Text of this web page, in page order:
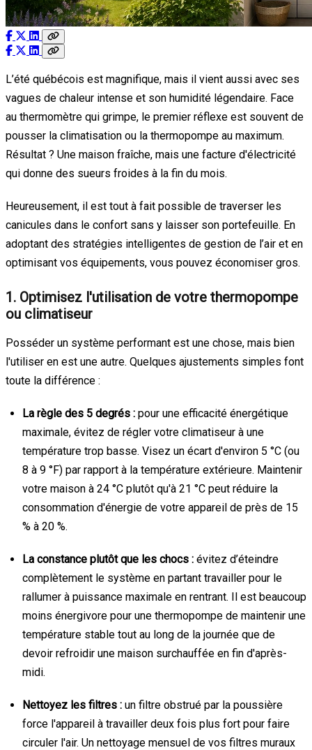
L’été québécois est magnifique, mais il vient aussi avec ses
vagues de chaleur intense et son humidité légendaire. Face
au thermomètre qui grimpe, le premier réflexe est souvent de
pousser la climatisation ou la thermopompe au maximum.
Résultat ? Une maison fraîche, mais une facture d'électricité
qui donne des sueurs froides à la fin du mois.
Heureusement, il est tout à fait possible de traverser les
canicules dans le confort sans y laisser son portefeuille. En
adoptant des stratégies intelligentes de gestion de l’air et en
optimisant vos équipements, vous pouvez économiser gros.
1. Optimisez l'utilisation de votre thermopompe
ou climatiseur
Posséder un système performant est une chose, mais bien
l'utiliser en est une autre. Quelques ajustements simples font
toute la différence :
La règle des 5 degrés : pour une efficacité énergétique
maximale, évitez de régler votre climatiseur à une
température trop basse. Visez un écart d'environ 5 °C (ou
8 à 9 °F) par rapport à la température extérieure. Maintenir
votre maison à 24 °C plutôt qu'à 21 °C peut réduire la
consommation d'énergie de votre appareil de près de 15
% à 20 %.
La constance plutôt que les chocs : évitez d’éteindre
complètement le système en partant travailler pour le
rallumer à puissance maximale en rentrant. Il est beaucoup
moins énergivore pour une thermopompe de maintenir une
température stable tout au long de la journée que de
devoir refroidir une maison surchauffée en fin d'après-
midi.
Nettoyez les filtres : un filtre obstrué par la poussière
force l'appareil à travailler deux fois plus fort pour faire
circuler l'air. Un nettoyage mensuel de vos filtres muraux